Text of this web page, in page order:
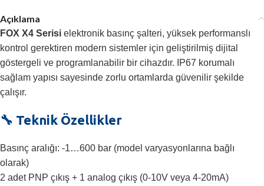
Açıklama
FOX X4 Serisi elektronik basınç şalteri, yüksek performanslı
kontrol gerektiren modern sistemler için geliştirilmiş dijital
göstergeli ve programlanabilir bir cihazdır. IP67 korumalı
sağlam yapısı sayesinde zorlu ortamlarda güvenilir şekilde
çalışır.
🔧 Teknik Özellikler
Basınç aralığı: -1…600 bar (model varyasyonlarına bağlı
olarak)
2 adet PNP çıkış + 1 analog çıkış (0-10V veya 4-20mA)